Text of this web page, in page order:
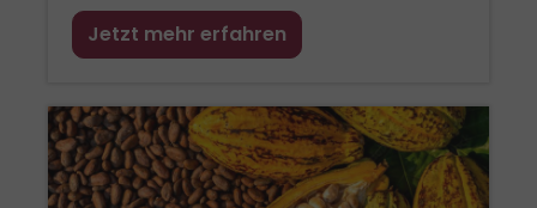
Jetzt mehr erfahren